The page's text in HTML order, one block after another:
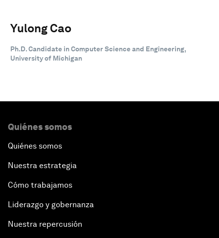
Yulong Cao
Ph.D. Candidate in Computer Science and Engineering,
University of Michigan
Quiénes somos
Quiénes somos
Nuestra estrategia
Cómo trabajamos
Liderazgo y gobernanza
Nuestra repercusión